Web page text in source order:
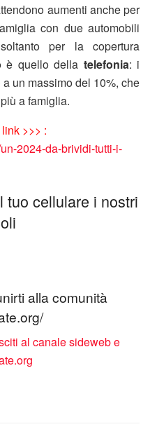
aumenti anche per
con due automobili
per la copertura
è quello della telefonia: i
un massimo del 10%, che
a famiglia.
>>> :
2024-da-brividi-tutti-i-
tuo cellulare i nostri
alla comunità